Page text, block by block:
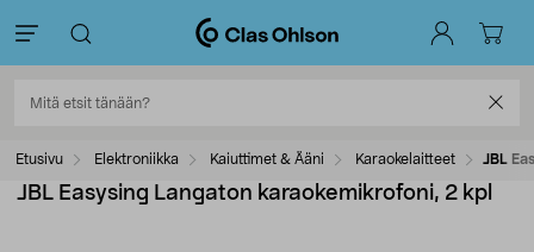
Etusivu Elektroniikka Kaiuttimet & Ääni Karaokelaitteet JBL
JBL Easysing Langaton karaokemikrofoni, 2 kpl